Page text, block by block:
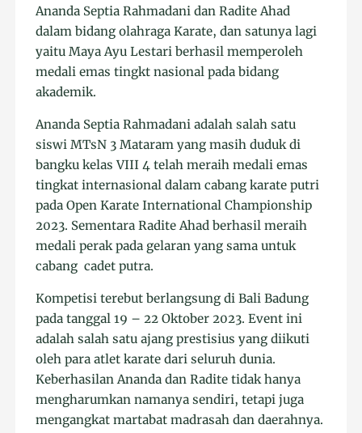
Ananda Septia Rahmadani dan Radite Ahad
dalam bidang olahraga Karate, dan satunya lagi
yaitu Maya Ayu Lestari berhasil memperoleh
medali emas tingkt nasional pada bidang
akademik.
Ananda Septia Rahmadani adalah salah satu
siswi MTsN 3 Mataram yang masih duduk di
bangku kelas VIII 4 telah meraih medali emas
tingkat internasional dalam cabang karate putri
pada Open Karate International Championship
2023. Sementara Radite Ahad berhasil meraih
medali perak pada gelaran yang sama untuk
cabang cadet putra.
Kompetisi terebut berlangsung di Bali Badung
pada tanggal 19 – 22 Oktober 2023. Event ini
adalah salah satu ajang prestisius yang diikuti
oleh para atlet karate dari seluruh dunia.
Keberhasilan Ananda dan Radite tidak hanya
mengharumkan namanya sendiri, tetapi juga
mengangkat martabat madrasah dan daerahnya.